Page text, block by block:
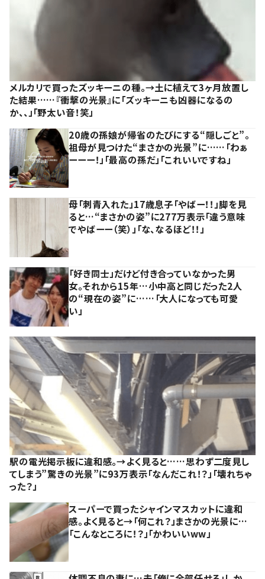
メルカリで買ったズッキーニの種。→土に植えて3ヶ月放置し
た結果……『衝撃の光景』に「ズッキーニも凶器になるの
か、、」「野太い音！笑」
20歳の孫娘が帰省のたびにする“隠しごと”。
祖母が見つけた“まさかの光景”に……「わぁ
ーーー！」「最高の孫だ」「これいいですね」
母「刺青入れた」17歳息子「やばー！！」脚を見
ると…“まさかの姿”に277万表示「違う意味
でやばーー（笑）」「な、なるほど！！」
「好き同士」だけど付き合っていなかった男
女。それから15年…小中高と同じだった2人
の“現在の姿”に……「大人になっても可愛
い」
駅の電光掲示板に違和感。→よく見ると……思わず二度見し
てしまう”驚きの光景”に93万表示「なんだこれ！？」「壊れちゃ
った？」
スーパーで買ったシャインマスカットに違和
感。よく見ると→「何これ？」まさかの光景に…
「こんなところに！？」「かわいいww」